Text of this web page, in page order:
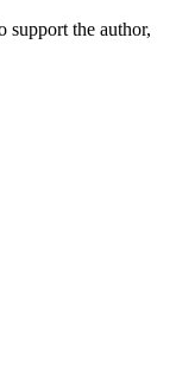
support the author,